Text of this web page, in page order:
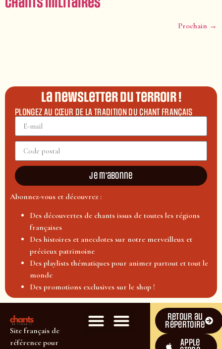
Prochain →
La newsletter du terroir !
PLONGEZ AU CŒUR DE LA TRADITION DU CHANT FRANÇAIS
Je m'abonne
Abonnez-vous et découvrez :
Des découvertes de chants issus de toutes les régions
françaises
Des histoires et anecdotes sur notre merveilleux et
précieux patrimoine
Des playlists thématiques pour animer partout et tout le
monde
Des promotions exclusives sur le shop !
Site français de
référence pour
Retour au
répertoire
Apple